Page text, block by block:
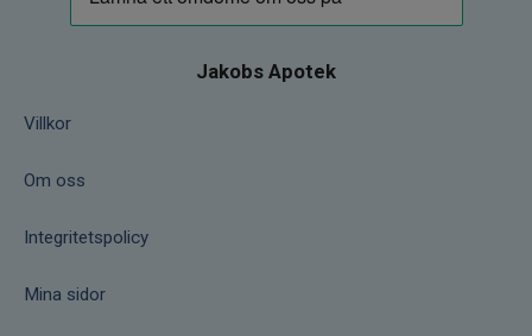
Jakobs Apotek
Villkor
Om oss
Integritetspolicy
Mina sidor